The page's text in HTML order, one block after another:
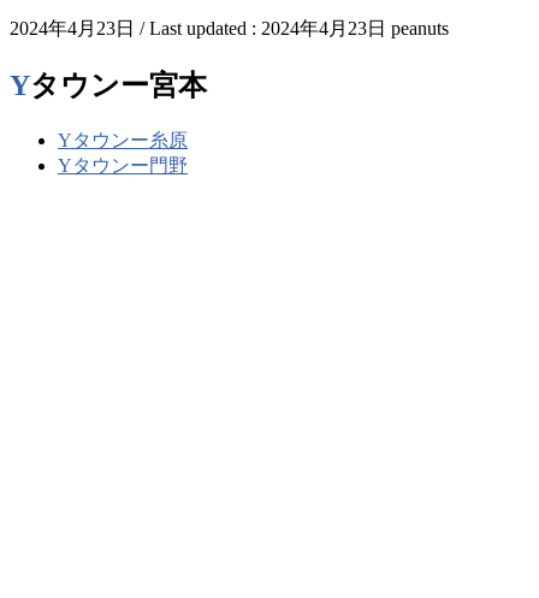
2024年4月23日 / Last updated : 2024年4月23日 peanuts
Yタウンー宮本
Yタウンー糸原
Yタウンー門野